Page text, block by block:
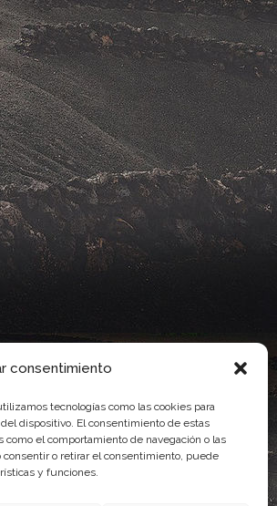
consentimiento
tecnologías como las cookies para
dispositivo. El consentimiento de estas
el comportamiento de navegación o las
o retirar el consentimiento, puede
y funciones.
de Canarias